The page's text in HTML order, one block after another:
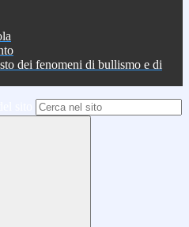
dei fenomeni di bullismo e di